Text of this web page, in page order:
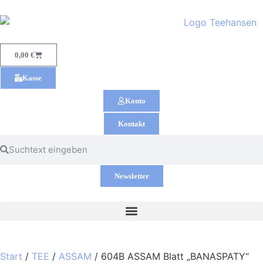
0,00 €
Kasse
Konto
Kontakt
Newsletter
Start / TEE / ASSAM / 604B ASSAM Blatt „BANASPATY“